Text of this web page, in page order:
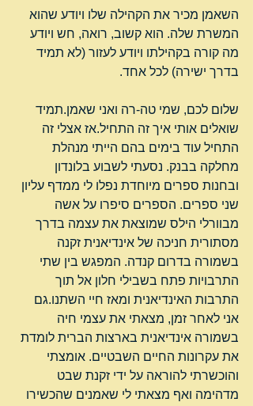
השאמן מכיר את הקהילה שלו ויודע שהוא
המשרת שלה. הוא קשוב, רואה, חש ויודע
מה קורה בקהילתו ויודע לעזור (לא תמיד
בדרך ישירה) לכל אחד.
שלום לכם, שמי טה-רה ואני שאמן.תמיד
שואלים אותי איך זה התחיל.אז אצלי זה
התחיל עוד בימים בהם הייתי מנהלת
מחלקה בבנק. נסעתי לשבוע בלונדון
ובחנות ספרים מיוחדת נפלו לי ממדף עליון
שני ספרים. הספרים סיפרו על אשה
מבוורלי הילס שמוצאת את עצמה בדרך
מסתורית חניכה של אינדיאנית זקנה
בשמורה בדרום קנדה. המפגש בין שתי
התרבויות פתח בשבילי חלון אל תוך
התרבות האינדיאנית ומאז חיי השתנו.גם
אני לאחר זמן, מצאתי את עצמי חיה
בשמורה אינדיאנית בארצות הברית לומדת
את עקרונות החיים השבטיים. אומצתי
והוכשרתי להוראה על ידי זקנת שבט
מדהימה ואף מצאתי לי שאמנים שהכשירו